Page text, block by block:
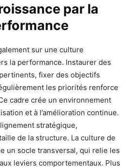
par la
sur une culture
la performance. Instaurer des
fixer des objectifs
les priorités renforce
cadre crée un environnement
et à l’amélioration continue.
stratégique,
de la structure. La culture de
un socle transversal, qui relie les
leviers comportementaux. Plus